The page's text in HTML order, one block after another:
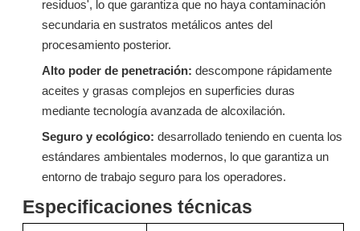
Surfactante S603EC (etoxilatos de alcohol isómero C12-C15)
Preguntar
9H-LF: Ácido carboxílico de éter de alcohol avanzado (AEC)
Preguntar
residuos', lo que garantiza que no haya contaminación
secundaria en sustratos metálicos antes del
procesamiento posterior.
Alto poder de penetración: descompone rápidamente
aceites y grasas complejos en superficies duras
mediante tecnología avanzada de alcoxilación.
Seguro y ecológico: desarrollado teniendo en cuenta los
estándares ambientales modernos, lo que garantiza un
entorno de trabajo seguro para los operadores.
Especificaciones técnicas